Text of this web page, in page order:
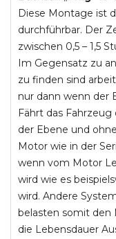
Diese Montage ist
durchführbar. Der
zwischen 0,5 – 1,5
Im Gegensatz zu
zu finden sind
nur dann wenn der
Fährt das
der Ebene und
Motor wie in der
wenn vom Motor
wird wie es
wird. Andere
belasten somit den
die Lebensdauer